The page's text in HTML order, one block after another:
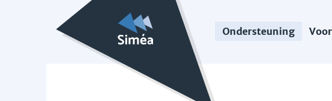
Ondersteuning